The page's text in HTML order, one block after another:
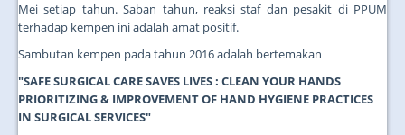
Mei setiap tahun. Saban tahun, reaksi staf dan pesakit di PPUM
terhadap kempen ini adalah amat positif.
Sambutan kempen pada tahun 2016 adalah bertemakan
"SAFE SURGICAL CARE SAVES LIVES : CLEAN YOUR HANDS
PRIORITIZING & IMPROVEMENT OF HAND HYGIENE PRACTICES
IN SURGICAL SERVICES"